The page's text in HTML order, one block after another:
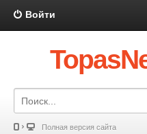
Войти
Полная версия сайта